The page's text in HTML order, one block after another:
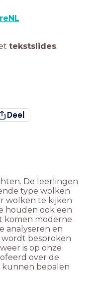
tekstslides.
Deel
De leerlingen
type wolken
wolken te kijken
houden ook een
komen moderne
analyseren en
wordt besproken
is op onze
over de
kunnen bepalen